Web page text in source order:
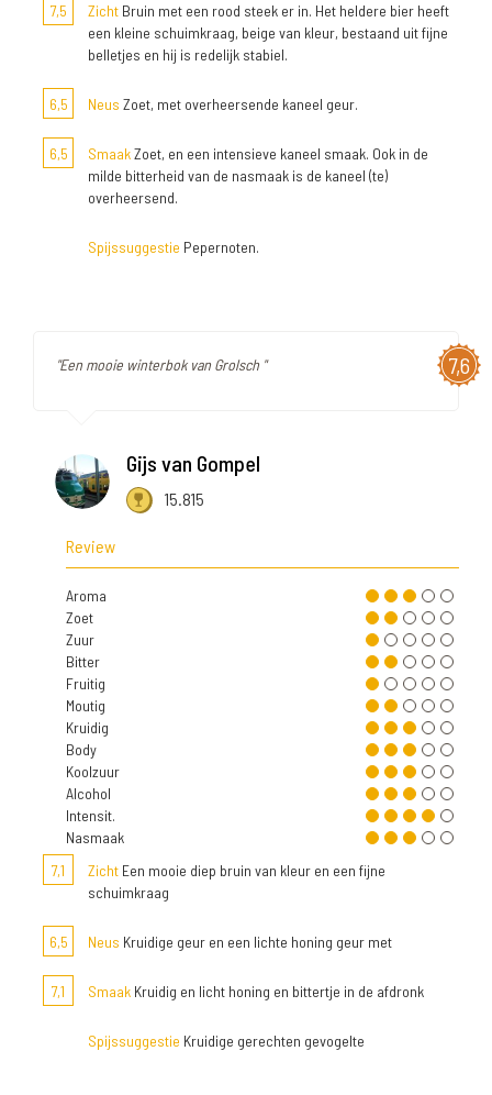
7,5
Zicht Bruin met een rood steek er in. Het heldere bier heeft
een kleine schuimkraag, beige van kleur, bestaand uit fijne
belletjes en hij is redelijk stabiel.
6,5 Neus Zoet, met overheersende kaneel geur.
6,5 SmaakZoet, en een intensieve kaneel smaak. Ook in de
milde bitterheid van de nasmaak is de kaneel (te)
overheersend.
Spijssuggestie Pepernoten.
7,6
"Een mooie winterbok van Grolsch "
Gijs van Gompel
15.815
Review
Aroma
Zoet
Zuur
Bitter
Fruitig
Moutig
Kruidig
Body
Koolzuur
Alcohol
Intensit.
Nasmaak
7,1
Zicht Een mooie diep bruin van kleur en een fijne
schuimkraag
6,5 Neus Kruidige geur en een lichte honing geur met
7,1 Smaak Kruidig en licht honing en bittertje in de afdronk
Spijssuggestie Kruidige gerechten gevogelte